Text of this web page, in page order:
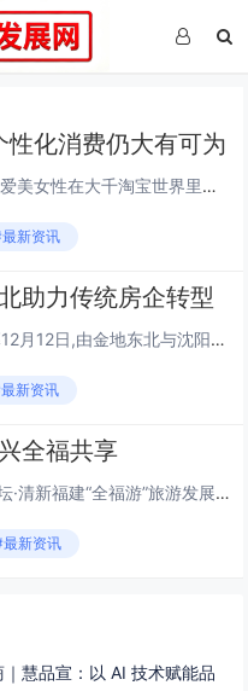
性化消费仍大有可为
“一夜爆红”的李佳琦,通过内容营销让爱美女性在大千淘宝世界里找到了个性归属;周杰伦奶茶网红店快闪上海外滩,唤起了无数90后的追星回忆;节日不够,节气来凑,中国传统24节气成了各大商家争相为消费者定制的营销体验新节点;而每年一款“...
新资讯
助力传统房企转型
——2019沈阳城市发展论坛圆满落幕12月12日,由金地东北与沈阳日报联合举办,消费升级与产业变革2019沈阳城市发展论坛在沈阳君悦酒店隆重举行。国内经济大咖学者、沈城产业领袖及百位全国媒体总编共鉴盛事,探寻城市消费新动能,论道沈阳发展新美...
新资讯
全福共享
12月5日，2019中国旅游投资高峰论坛·清新福建“全福游”旅游发展峰会在福州隆重举行，拉开了2019福建旅游生活展的序幕。国内旅游行业专家学者，福建省国资委、福建省文化和旅游厅领导，福建省各地文化和旅游局及有关县市政府的领导和代表，福建省...
最新资讯
慧品宣：以 AI 技术赋能品